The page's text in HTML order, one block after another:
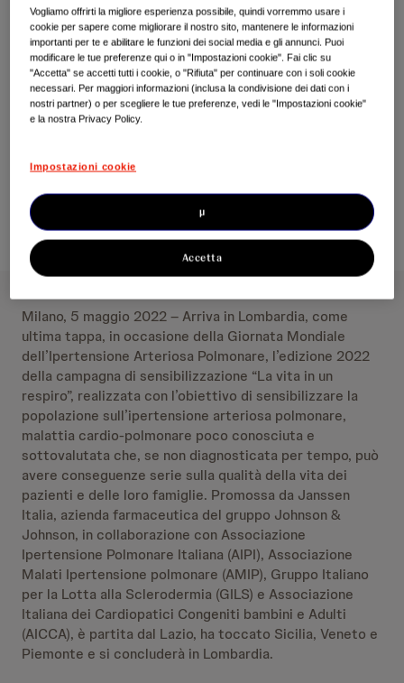
dal Lazio, ha toccato Sicilia, Veneto e
Piemonte e si concluderà in Lombardia
Ritorna, come testimonial della campagna, la
campionessa olimpica di pattinaggio artistico
Milano, 5 maggio 2022 – Arriva in Lombardia, come
ultima tappa, in occasione della Giornata Mondiale
dell’Ipertensione Arteriosa Polmonare, l’edizione 2022
della campagna di sensibilizzazione “La vita in un
respiro”, realizzata con l’obiettivo di sensibilizzare la
popolazione sull’ipertensione arteriosa polmonare,
malattia cardio-polmonare poco conosciuta e
sottovalutata che, se non diagnosticata per tempo, può
avere conseguenze serie sulla qualità della vita dei
pazienti e delle loro famiglie. Promossa da Janssen
Italia, azienda farmaceutica del gruppo Johnson &
Johnson, in collaborazione con Associazione
Ipertensione Polmonare Italiana (AIPI), Associazione
Malati Ipertensione polmonare (AMIP), Gruppo Italiano
per la Lotta alla Sclerodermia (GILS) e Associazione
Italiana dei Cardiopatici Congeniti bambini e Adulti
(AICCA), è partita dal Lazio, ha toccato Sicilia, Veneto e
Piemonte e si concluderà in Lombardia.
Vogliamo offrirti la migliore esperienza possibile, quindi vorremmo usare i
cookie per sapere come migliorare il nostro sito, mantenere le informazioni
importanti per te e abilitare le funzioni dei social media e gli annunci. Puoi
modificare le tue preferenze qui o in "Impostazioni cookie". Fai clic su
"Accetta" se accetti tutti i cookie, o "Rifiuta" per continuare con i soli cookie
necessari. Per maggiori informazioni (inclusa la condivisione dei dati con i
nostri partner) o per scegliere le tue preferenze, vedi le "Impostazioni cookie"
e la nostra Privacy Policy.
Impostazioni cookie
µ
Accetta